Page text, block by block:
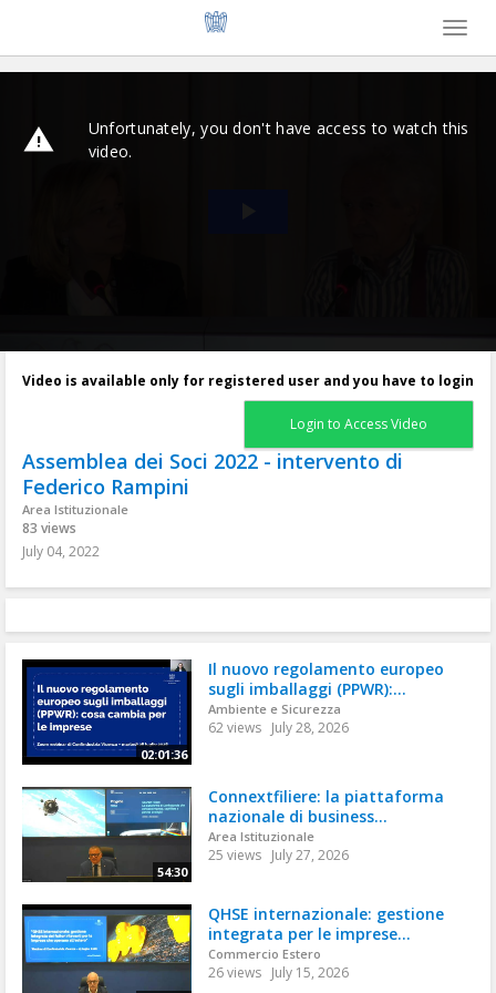
Toggle
Video is available only for registered user and you have to login
Login to Access Video
Assemblea dei Soci 2022 - intervento di
Federico Rampini
Area Istituzionale
83 views
July 04, 2022
02:01:36
Il nuovo regolamento europeo
sugli imballaggi (PPWR):...
Ambiente e Sicurezza
62 views July 28, 2026
54:30
Connextfiliere: la piattaforma
nazionale di business...
Area Istituzionale
25 views July 27, 2026
QHSE internazionale: gestione
integrata per le imprese...
Commercio Estero
26 views July 15, 2026